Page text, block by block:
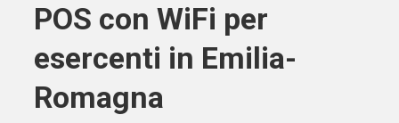
POS con WiFi per
esercenti in Emilia-
Romagna